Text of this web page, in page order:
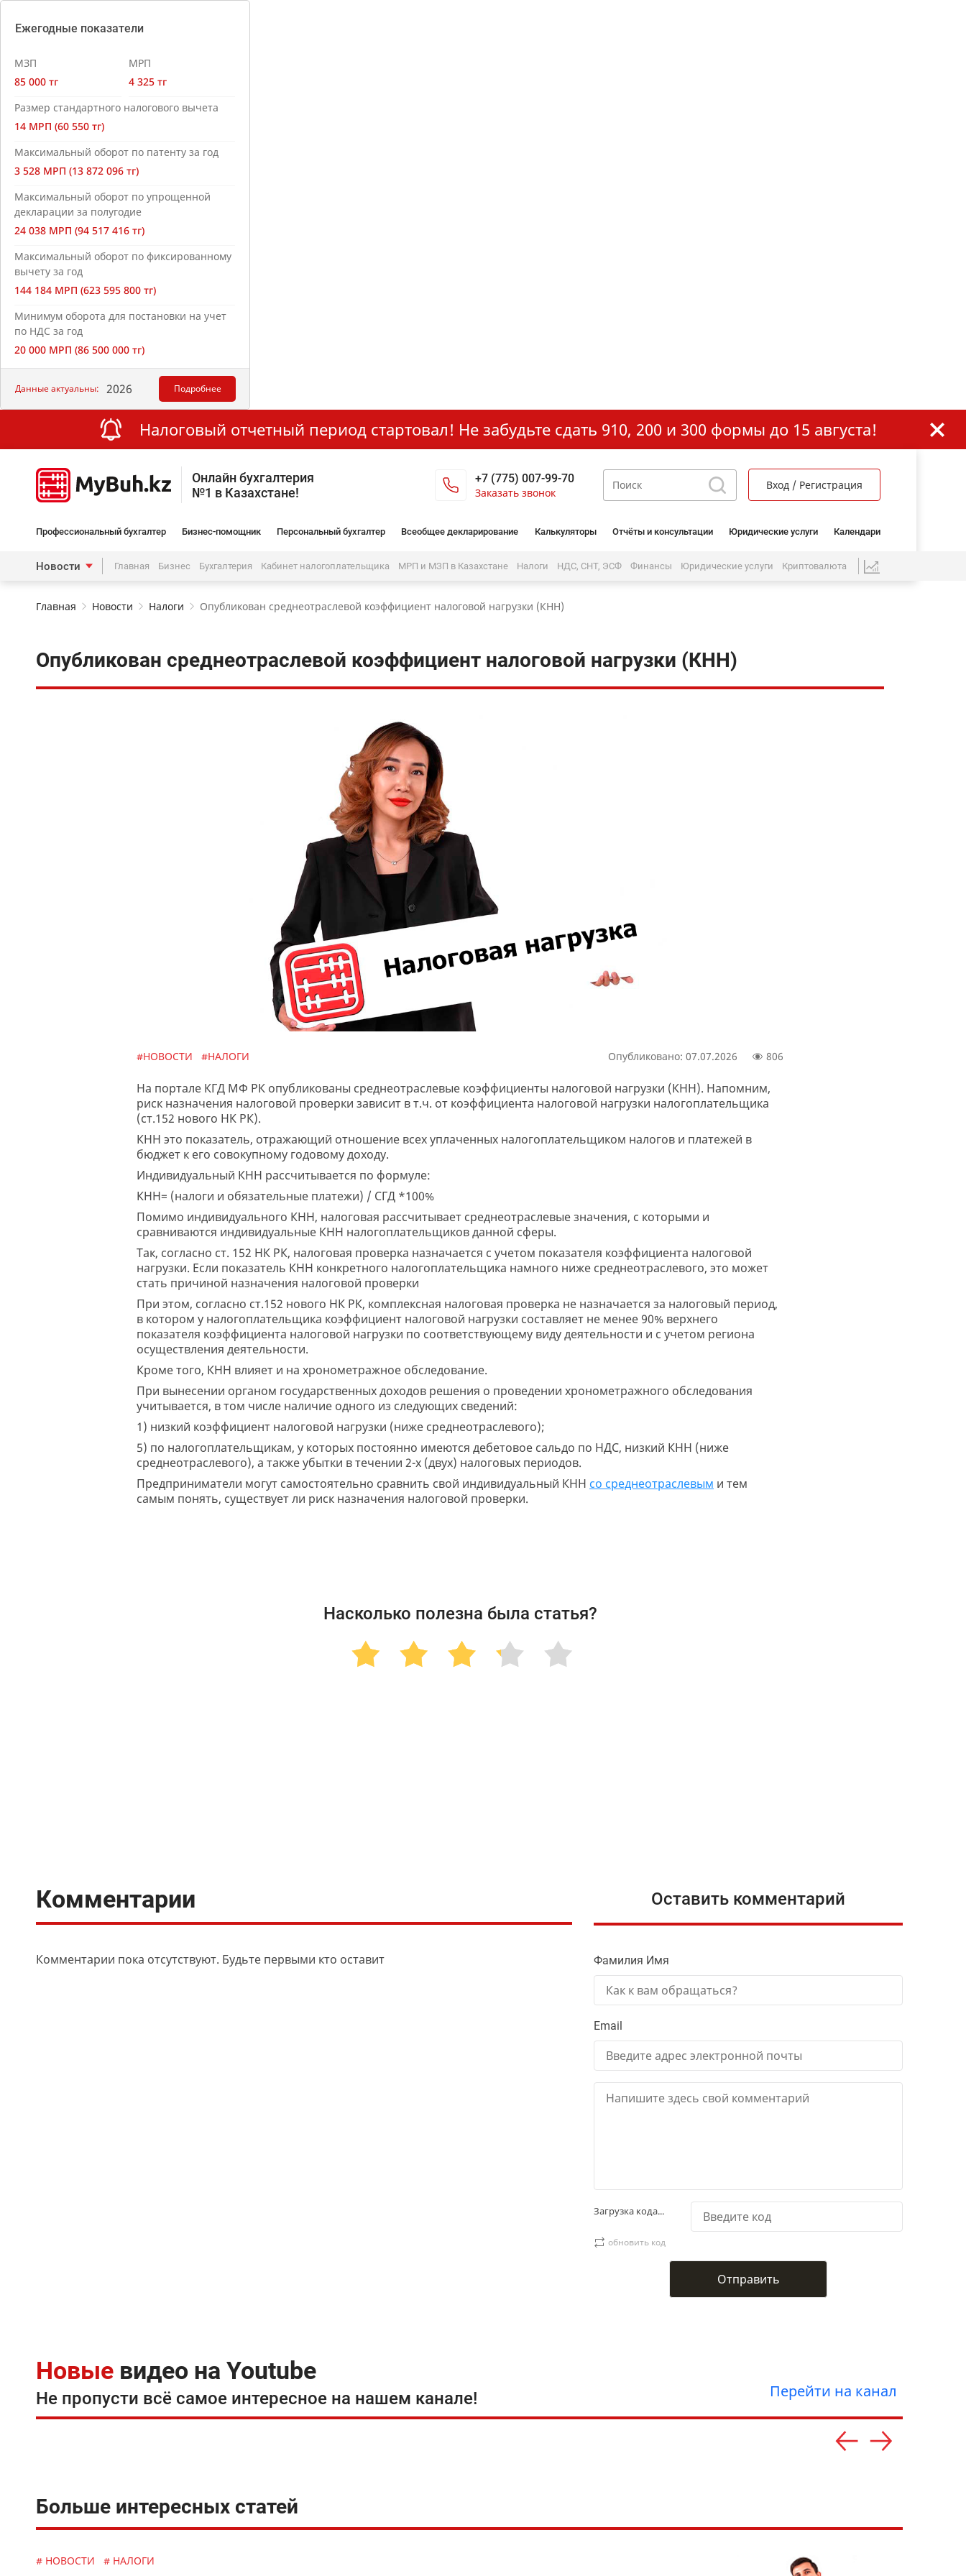
Ежегодные показатели
МЗП
85 000 тг
МРП
4 325 тг
Размер стандартного налогового вычета
14 МРП (60 550 тг)
Максимальный оборот по патенту за год
3 528 МРП (13 872 096 тг)
Максимальный оборот по упрощенной
декларации за полугодие
24 038 МРП (94 517 416 тг)
Максимальный оборот по фиксированному
вычету за год
144 184 МРП (623 595 800 тг)
Минимум оборота для постановки на учет
по НДС за год
20 000 МРП (86 500 000 тг)
Данные актуальны: 2026 Подробнее
Налоговый отчетный период стартовал! Не забудьте сдать 910, 200 и 300 формы до 15 августа!
Онлайн бухгалтерия
№1 в Казахстане!
+7 (775) 007-99-70
Заказать звонок
Вход / Регистрация
Профессиональный бухгалтер Бизнес-помощник Персональный бухгалтер Всеобщее декларирование Калькуляторы Отчёты и консультации Юридические услуги Календари
Новости Главная Бизнес Бухгалтерия Кабинет налогоплательщика МРП и МЗП в Казахстане Налоги НДС, СНТ, ЭСФ Финансы Юридические услуги Криптовалюта
Главная Новости Налоги Опубликован среднеотраслевой коэффициент налоговой нагрузки (КНН)
Опубликован среднеотраслевой коэффициент налоговой нагрузки (КНН)
#НОВОСТИ #НАЛОГИ Опубликовано: 07.07.2026 806
На портале КГД МФ РК опубликованы среднеотраслевые коэффициенты налоговой нагрузки (КНН). Напомним,
риск назначения налоговой проверки зависит в т.ч. от коэффициента налоговой нагрузки налогоплательщика
(ст.152 нового НК РК).
КНН это показатель, отражающий отношение всех уплаченных налогоплательщиком налогов и платежей в
бюджет к его совокупному годовому доходу.
Индивидуальный КНН рассчитывается по формуле:
КНН= (налоги и обязательные платежи) / СГД *100%
Помимо индивидуального КНН, налоговая рассчитывает среднеотраслевые значения, с которыми и
сравниваются индивидуальные КНН налогоплательщиков данной сферы.
Так, согласно ст. 152 НК РК, налоговая проверка назначается с учетом показателя коэффициента налоговой
нагрузки. Если показатель КНН конкретного налогоплательщика намного ниже среднеотраслевого, это может
стать причиной назначения налоговой проверки
При этом, согласно ст.152 нового НК РК, комплексная налоговая проверка не назначается за налоговый период,
в котором у налогоплательщика коэффициент налоговой нагрузки составляет не менее 90% верхнего
показателя коэффициента налоговой нагрузки по соответствующему виду деятельности и с учетом региона
осуществления деятельности.
Кроме того, КНН влияет и на хронометражное обследование.
При вынесении органом государственных доходов решения о проведении хронометражного обследования
учитывается, в том числе наличие одного из следующих сведений:
1) низкий коэффициент налоговой нагрузки (ниже среднеотраслевого);
5) по налогоплательщикам, у которых постоянно имеются дебетовое сальдо по НДС, низкий КНН (ниже
среднеотраслевого), а также убытки в течении 2-х (двух) налоговых периодов.
Предприниматели могут самостоятельно сравнить свой индивидуальный КНН со среднеотраслевым и тем
самым понять, существует ли риск назначения налоговой проверки.
Насколько полезна была статья?
Комментарии
Комментарии пока отсутствуют. Будьте первыми кто оставит
Оставить комментарий
Фамилия Имя
Email
Загрузка кода...
обновить код
Новые видео на Youtube
Не пропусти всё самое интересное на нашем канале! Перейти на канал
Больше интересных статей
# НОВОСТИ # НАЛОГИ